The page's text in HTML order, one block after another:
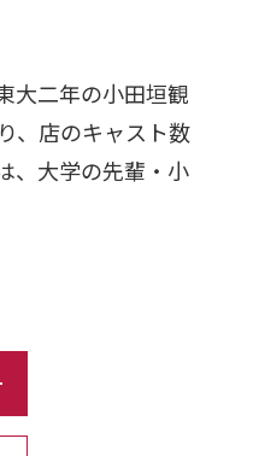
大二年の小田垣観
、店のキャスト数
、大学の先輩・小